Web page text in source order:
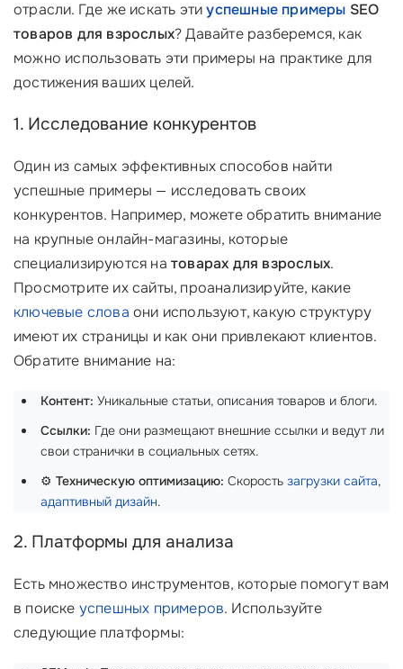
отрасли. Где же искать этиуспешные примеры SEO
товаров для взрослых? Давайте разберемся, как
можно использовать эти примеры на практике для
достижения ваших целей.
1. Исследование конкурентов
Один из самых эффективных способов найти
успешные примеры — исследовать своих
конкурентов. Например, можете обратить внимание
на крупные онлайн-магазины, которые
специализируются на товарах для взрослых.
Просмотрите их сайты, проанализируйте, какие
ключевые слова они используют, какую структуру
имеют их страницы и как они привлекают клиентов.
Обратите внимание на:
Контент: Уникальные статьи, описания товаров и блоги.
Ссылки: Где они размещают внешние ссылки и ведут ли
свои странички в социальных сетях.
⚙️ Техническую оптимизацию: Скорость загрузки сайта,
адаптивный дизайн.
2. Платформы для анализа
Есть множество инструментов, которые помогут вам
в поиске успешных примеров. Используйте
следующие платформы: